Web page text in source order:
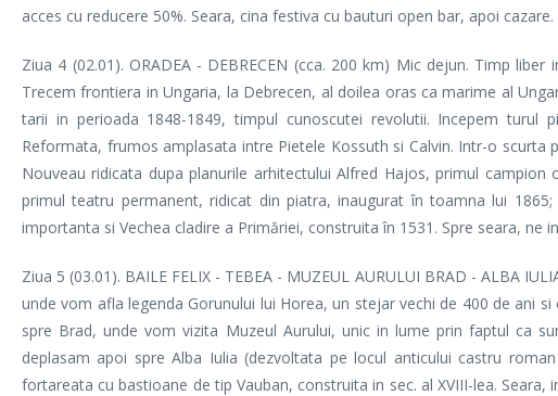
acces cu reducere 50%. Seara, cina festiva cu bauturi open bar, apoi cazare.
Ziua 4 (02.01). ORADEA - DEBRECEN (cca. 200 km) Mic dejun. Timp
Trecem frontiera in Ungaria, la Debrecen, al doilea oras ca marime al
tarii in perioada 1848-1849, timpul cunoscutei revolutii. Incepem
Reformata, frumos amplasata intre Pietele Kossuth si Calvin. Intr-o
Nouveau ridicata dupa planurile arhitectului Alfred Hajos, primul
primul teatru permanent, ridicat din piatra, inaugurat în toamna lui
importanta si Vechea cladire a Primăriei, construita în 1531. Spre seara, ne
Ziua 5 (03.01). BAILE FELIX - TEBEA - MUZEUL AURULUI BRAD - ALBA
unde vom afla legenda Gorunului lui Horea, un stejar vechi de 400 de ani
spre Brad, unde vom vizita Muzeul Aurului, unic in lume prin faptul ca
deplasam apoi spre Alba Iulia (dezvoltata pe locul anticului castru
fortareata cu bastioane de tip Vauban, construita in sec. al XVIII-lea.